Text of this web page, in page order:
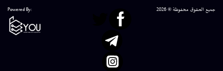
جميع الحقوق محفوظة © 2026 Powered By: